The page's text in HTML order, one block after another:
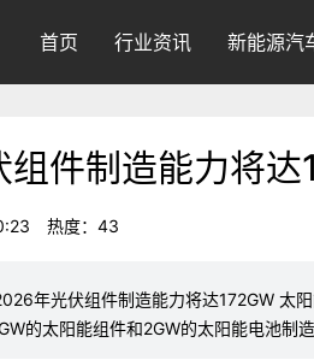
首页 行业资讯 新能源汽
件制造能力将
热度： 43
年光伏组件制造能力将达172GW 太
的太阳能组件和2GW的太阳能电池制